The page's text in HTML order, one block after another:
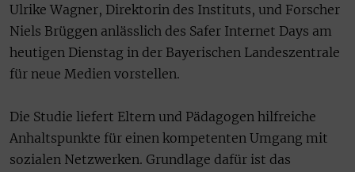
Ulrike Wagner, Direktorin des Instituts, und Forscher
Niels Brüggen anlässlich des Safer Internet Days am
heutigen Dienstag in der Bayerischen Landeszentrale
für neue Medien vorstellen.
Die Studie liefert Eltern und Pädagogen hilfreiche
Anhaltspunkte für einen kompetenten Umgang mit
sozialen Netzwerken. Grundlage dafür ist das